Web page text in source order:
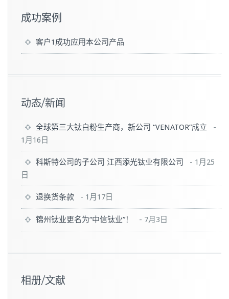
成功案例
客户1成功应用本公司产品
动态/新闻
全球第三大钛白粉生产商，新公司 “VENATOR”成立
-
1月16日
科斯特公司的子公司 江西添光钛业有限公司 - 1月25
日
退换货条款 - 1月17日
锦州钛业更名为“中信钛业”！ - 7月3日
相册/文献